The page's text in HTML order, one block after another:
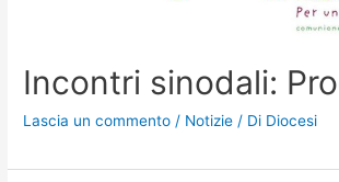
Incontri sinodali:
Lascia un commento / Notizie / Di Diocesi